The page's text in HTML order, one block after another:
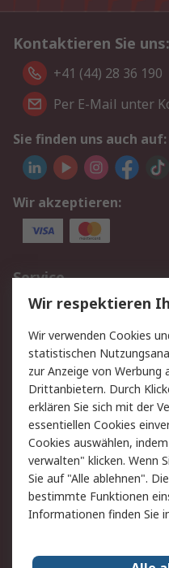
Kontaktieren Sie uns:
+41 (44) 28 36 190
Per E-Mail unter
Sie finden uns auch auf:
Wir akzeptieren:
Service
Value Added Services
Rücksendungen
Hilfe
Rechtliches
AGB
Cookie-Richtlinie
Copyright/Impressum
Über RS
Wir respektieren
Wir verwenden Cookies
statistischen
zur Anzeige von Werbung
Drittanbietern. Durch
erklären Sie sich mit der
essentiellen Cookies
Cookies auswählen,
verwalten" klicken. Wenn
Sie auf "Alle ablehnen".
bestimmte Funktionen
Informationen finden Sie